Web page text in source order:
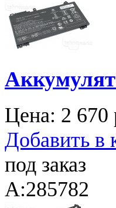
Цена: 2 670
Добавить в
под заказ
A:285782